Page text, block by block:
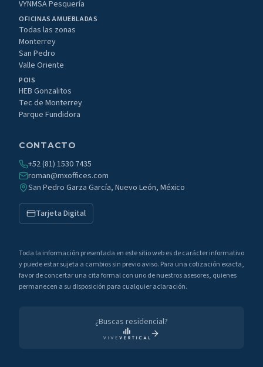
VYNMSA Pesquería
OFICINAS AMUEBLADAS
Todas las zonas
Monterrey
San Pedro
Valle Oriente
POIS
HEB Gonzalitos
Tec de Monterrey
Parque Fundidora
CONTACTO
+52 (81) 1530 7435
roman@mxoffices.com
San Pedro Garza García, Nuevo León, México
Tarjeta Digital
Toda la información presentada en este sitio web es de carácter informativo
y puede estar sujeta a cambios sin previo aviso. Para una cotización exacta,
favor de concertar una cita formal con uno de nuestros asesores, quienes
permanecen a su disposición para cualquier aclaración.
¿Buscas residencial?